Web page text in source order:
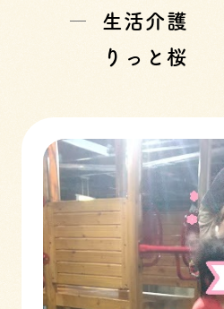
生活介護
りっと桜